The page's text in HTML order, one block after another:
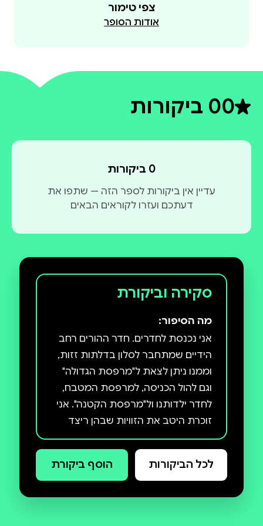
התמימה, במשפחתה הקטנה ואף מציגה את הייחודיות
לכותבת לחזור להיות עצמה. להמתיק את הכאב ולחיות
בהשלמה.
צפי טימור
אודות הסופר
0דירוג ממוצע 0 מתוך 5
0 ביקורות
0 ביקורות
עדיין אין ביקורות לספר הזה — שתפו את
דעתכם ועזרו לקוראים הבאים
סקירה וביקורת
מה הסיפור:
אני נכנסת לחדרים. חדר ההורים רחב
הידיים שמתחבר לסלון בדלתות זזות,
וממנו ניתן לצאת ל"מרפסת הגדולה"
וגם להול הכניסה, למרפסת המטבח,
לחדר ילדותנו ול"מרפסת הקטנה". אני
זוכרת היטב את הזוויות שבהן ריצד
האור שיצר פסים כסופים על הספות
ועל האריחים, את צליל טריקת החלונות
מהרוח, ואת חבלי הכביסה התלויים
לכל הביקורות הוסף ביקורת